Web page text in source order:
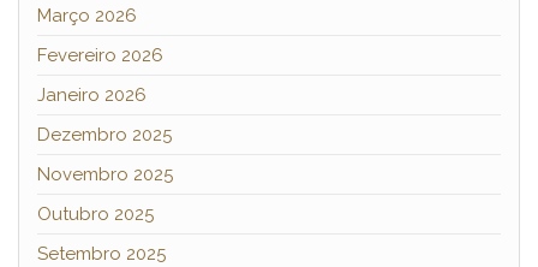
Março 2026
Fevereiro 2026
Janeiro 2026
Dezembro 2025
Novembro 2025
Outubro 2025
Setembro 2025